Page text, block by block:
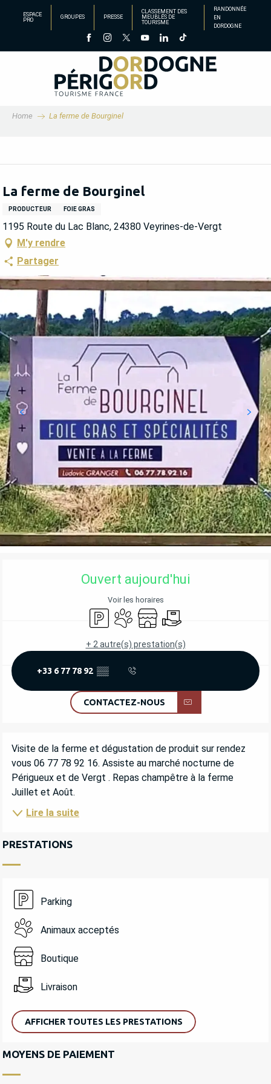
principal
ESPACE
PRO
GROUPES PRESSE
CLASSEMENT DES
MEUBLÉS DE
TOURISME
RANDONNÉE
EN
DORDOGNE
Home La ferme de Bourginel
La ferme de Bourginel
PRODUCTEUR FOIE GRAS
1195 Route du Lac Blanc, 24380 Veyrines-de-Vergt
M'y rendre
Partager
OUVERTURE ET COORDONNÉES
Ouvert aujourd'hui
Voir les horaires
ParkingAnimaux acceptés
BoutiqueLivraison
+ 2 autre(s) prestation(s)
+33 6 77 78 92 ▒▒
CONTACTEZ-NOUS
DESCRIPTION
Visite de la ferme et dégustation de produit sur rendez
vous 06 77 78 92 16. Assiste au marché nocturne de
Périgueux et de Vergt . Repas champêtre à la ferme
Juillet et Août.
Lire la suite
PRESTATIONS
Parking
Animaux acceptés
Boutique
Livraison
AFFICHER TOUTES LES PRESTATIONS
MOYENS DE PAIEMENT